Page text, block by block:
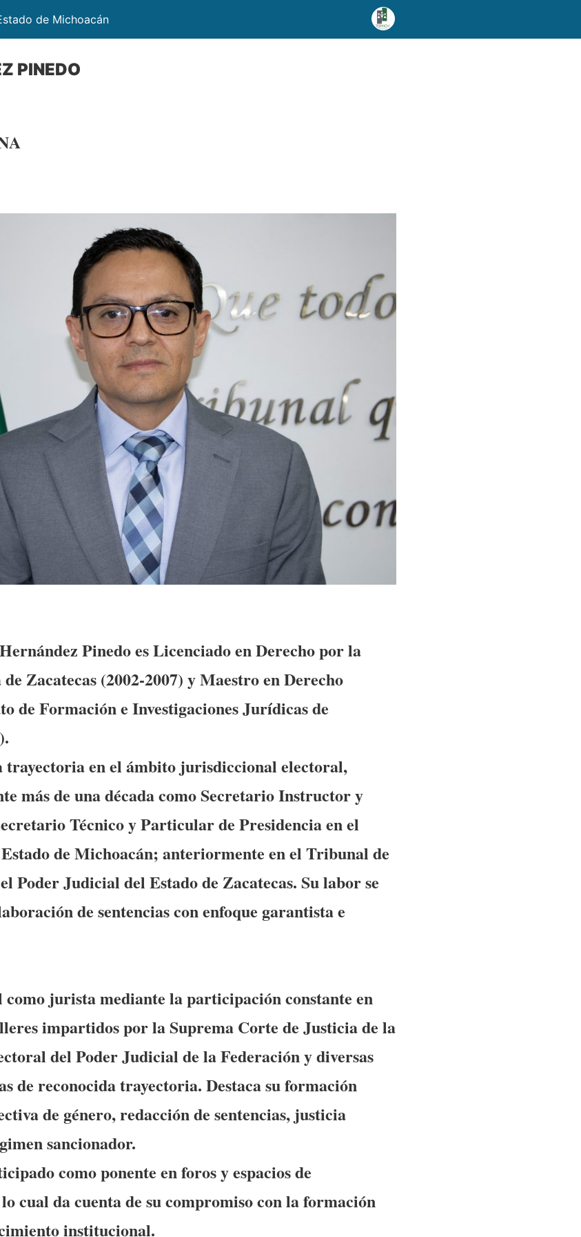
de Michoacán
PINEDO
Pinedo es Licenciado en Derecho por la
Zacatecas (2002-2007) y Maestro en Derecho
de Formación e Investigaciones Jurídicas de
trayectoria en el ámbito jurisdiccional electoral,
más de una década como Secretario Instructor y
Técnico y Particular de Presidencia en el
de Michoacán; anteriormente en el Tribunal de
Poder Judicial del Estado de Zacatecas. Su labor se
de sentencias con enfoque garantista e
jurista mediante la participación constante en
impartidos por la Suprema Corte de Justicia de la
del Poder Judicial de la Federación y diversas
de reconocida trayectoria. Destaca su formación
de género, redacción de sentencias, justicia
sancionador.
como ponente en foros y espacios de
cual da cuenta de su compromiso con la formación
institucional.